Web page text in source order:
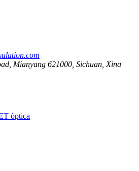
Mianyang 621000, Sichuan, Xina
òptica